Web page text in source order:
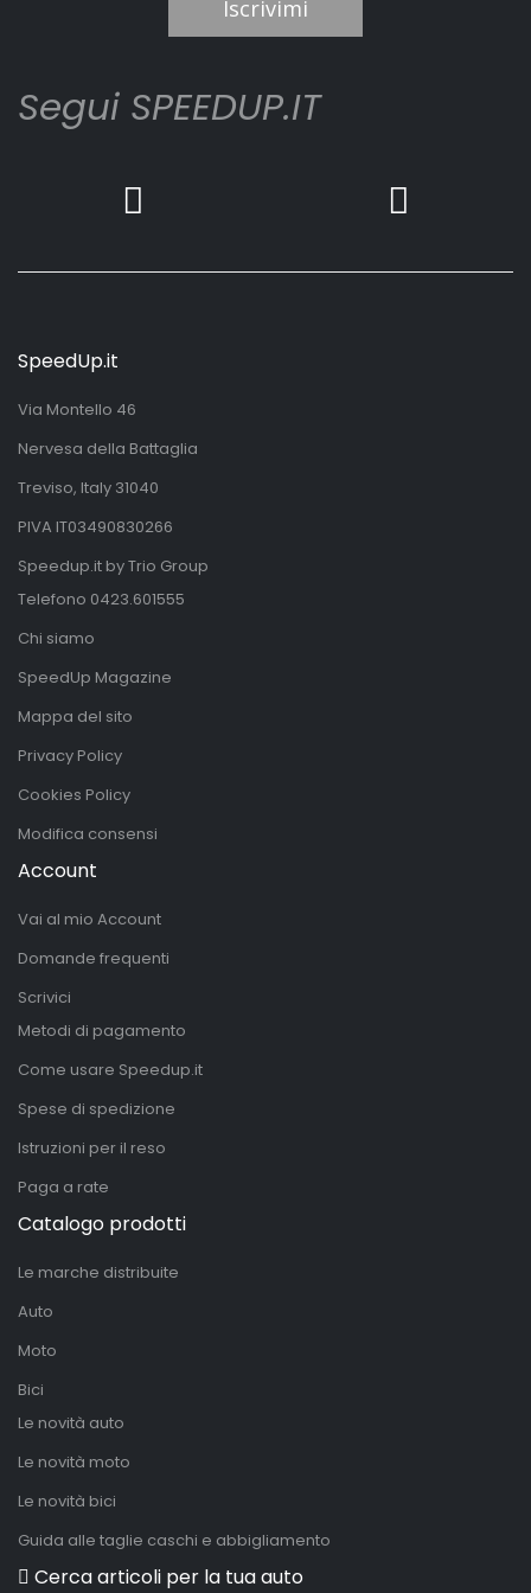
Iscrivimi
Segui SPEEDUP.IT
SpeedUp.it
Via Montello 46
Nervesa della Battaglia
Treviso, Italy 31040
PIVA IT03490830266
Speedup.it by Trio Group
Telefono 0423.601555
Chi siamo
SpeedUp Magazine
Mappa del sito
Privacy Policy
Cookies Policy
Modifica consensi
Account
Vai al mio Account
Domande frequenti
Scrivici
Metodi di pagamento
Come usare Speedup.it
Spese di spedizione
Istruzioni per il reso
Paga a rate
Catalogo prodotti
Le marche distribuite
Auto
Moto
Bici
Le novità auto
Le novità moto
Le novità bici
Guida alle taglie caschi e abbigliamento
Cerca articoli per la tua auto